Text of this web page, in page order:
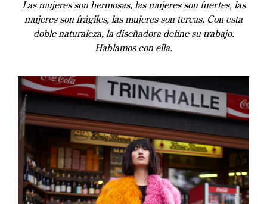
Las mujeres son hermosas, las mujeres son fuertes, las
mujeres son frágiles, las mujeres son tercas. Con esta
doble naturaleza, la diseñadora define su trabajo.
Hablamos con ella.